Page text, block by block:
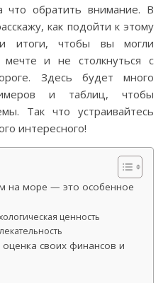
обратить внимание. В
как подойти к этому
итоги, чтобы вы могли
и не столкнуться с
Здесь будет много
и таблиц, чтобы
Так что устраивайтесь
интересного!
на море — это особенное
ценность
своих финансов и